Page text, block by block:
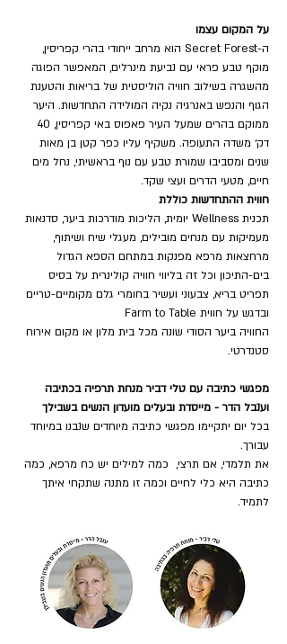
על המקום עצמו
ה-Secret Forest הוא מרחב ייחודי בהרי קפריסין,
מוקף טבע פראי עם נביעת מינרלים, המאפשר הפוגה
מהשגרה בשילוב חוויה הוליסטית של בריאות והטענת
הגוף והנפש באנרגיה נקיה המולידה התחדשות. היער
דק׳ משדה התעופה. משקיף עליו כפר קטן בן מאות
שנים ומסביבו שמורת טבע עם נוף בראשיתי, נחל מים
חיים, מטעי הדרים ועצי שקד.
חווית ההתחדשות כוללת
תכנית Wellness יומית, הליכות מודרכות ביער, סדנאות
מעמיקות עם מנחים מובילים, מעגלי שיח ושיתוף,
מרחצאות מרפא מפנקות במתחם הספא הגדול
בים-התיכון וכל זה בליווי חוויה קולינרית על בסיס
תפריט בריא, צבעוני ועשיר בחומרי גלם מקומיים-טריים
ובדגש על חווית Farm to Table
החוויה ביער הסודי שונה מכל בית מלון או מקום אירוח
סטנדרטי.
מפגשי כתיבה עם טלי דביר מנחת תרפיה בכתיבה
וענבל הדר - מייסדת ובעלים מועדון הנשים בשבילך
בכל יום יתקיימו מפגשי כתיבה מיוחדים שנבנו במיוחד
עבורך.
את תלמדי, אם תרצי,  כמה למילים יש כח מרפא, כמה
כתיבה היא כלי לחיים וכמה זו מתנה שתקחי איתך
לתמיד.